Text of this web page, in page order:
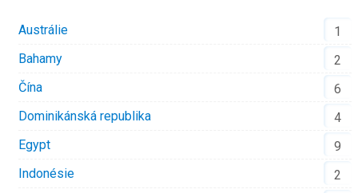
Austrálie
1
Bahamy
2
Čína
6
Dominikánská republika
4
Egypt
9
Indonésie
2